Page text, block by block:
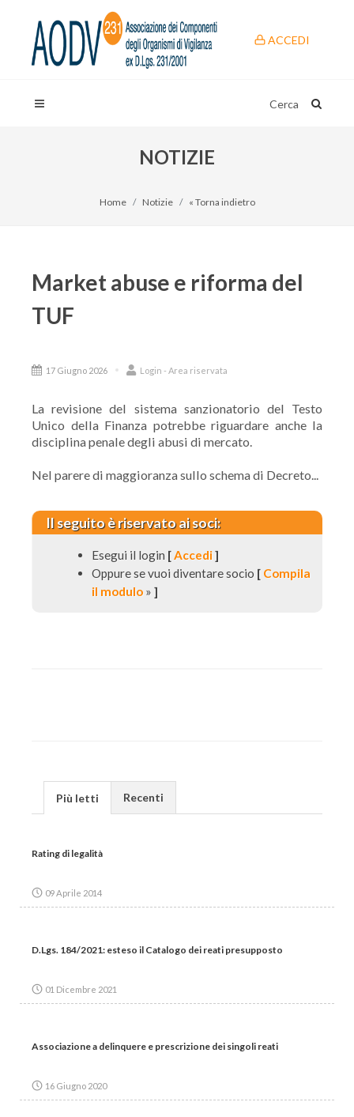
ACCEDI
Cerca
NOTIZIE
Home Notizie « Torna indietro
Market abuse e riforma del
TUF
17 Giugno 2026 Login - Area riservata
La revisione del sistema sanzionatorio del Testo
Unico della Finanza potrebbe riguardare anche la
disciplina penale degli abusi di mercato.
Nel parere di maggioranza sullo schema di Decreto...
Il seguito è riservato ai soci:
Esegui il login [Accedi]
Oppure se vuoi diventare socio [ Compila
il modulo » ]
Più letti Recenti
Rating di legalità
09 Aprile 2014
D.Lgs. 184/2021: esteso il Catalogo dei reati presupposto
01 Dicembre 2021
Associazione a delinquere e prescrizione dei singoli reati
16 Giugno 2020